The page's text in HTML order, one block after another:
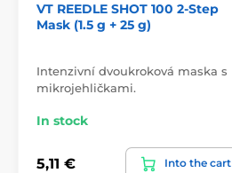
VT REEDLE SHOT 100 2-Step
Mask (1.5 g + 25 g)
Intenzivní dvoukroková maska s
mikrojehličkami.
In stock
5,11 € Into the cart